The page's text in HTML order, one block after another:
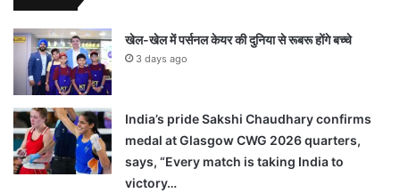
खेल-खेल में पर्सनल केयर की दुनिया से रूबरू होंगे बच्चे
3 days ago
India’s pride Sakshi Chaudhary confirms
medal at Glasgow CWG 2026 quarters,
says, “Every match is taking India to
victory…